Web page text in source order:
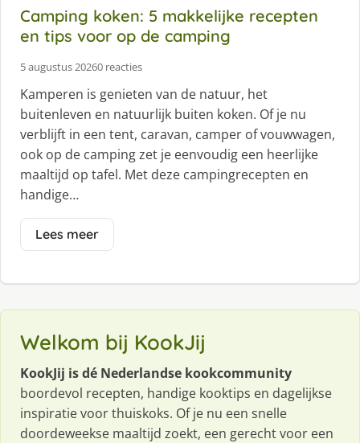
Camping koken: 5 makkelijke recepten
en tips voor op de camping
5 augustus 20260 reacties
Kamperen is genieten van de natuur, het
buitenleven en natuurlijk buiten koken. Of je nu
verblijft in een tent, caravan, camper of vouwwagen,
ook op de camping zet je eenvoudig een heerlijke
maaltijd op tafel. Met deze campingrecepten en
handige…
Lees meer
Welkom bij KookJij
KookJij is dé Nederlandse kookcommunity
boordevol recepten, handige kooktips en dagelijkse
inspiratie voor thuiskoks. Of je nu een snelle
doordeweekse maaltijd zoekt, een gerecht voor een